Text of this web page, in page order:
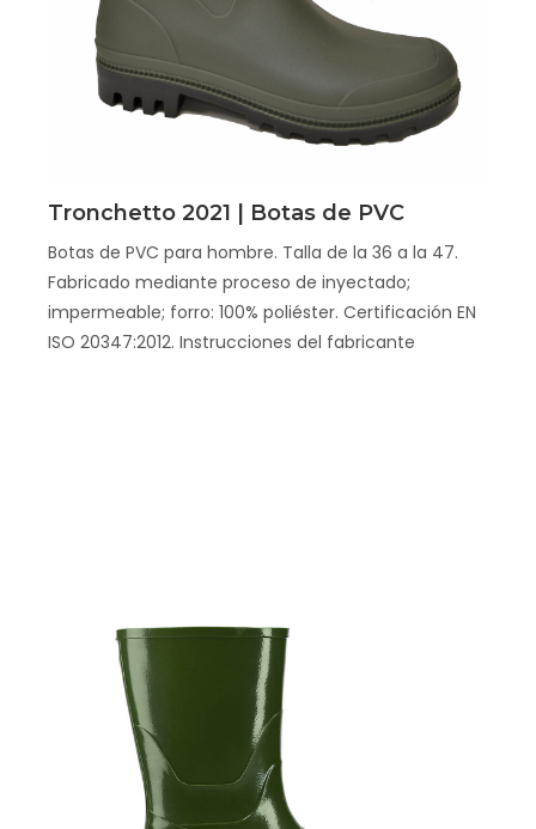
Scopri
Tronchetto 2021 | Botas de PVC
Botas de PVC para hombre. Talla de la 36 a la 47.
Fabricado mediante proceso de inyectado;
impermeable; forro: 100% poliéster. Certificación EN
ISO 20347:2012. Instrucciones del fabricante